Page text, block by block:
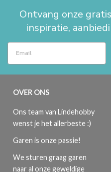
Ontvang onze
inspiratie,
OVER ONS
Ons team van Lindehobby
wenst je het allerbeste :)
Garen is onze passie!
We sturen graag garen
naar al onze geweldige